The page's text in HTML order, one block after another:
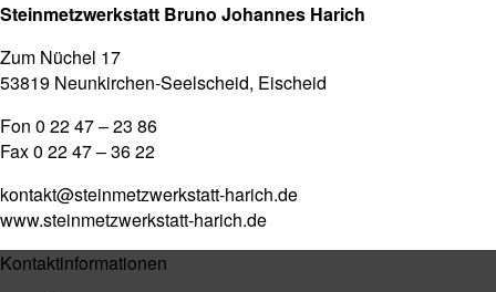
Steinmetzwerkstatt Bruno Johannes Harich
Zum Nüchel 17
53819 Neunkirchen-Seelscheid, Eischeid
Fon 0 22 47 – 23 86
Fax 0 22 47 – 36 22
kontakt@steinmetzwerkstatt-harich.de
www.steinmetzwerkstatt-harich.de
Kontaktinformationen